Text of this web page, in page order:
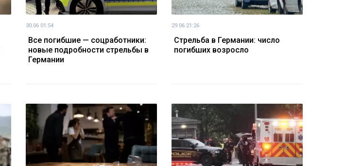
30.06 01:54
Все погибшие — соцработники:
новые подробности стрельбы в
Германии
29.06 21:26
Стрельба в Германии: число
погибших возросло